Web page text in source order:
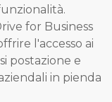
for Business
l'accesso ai
postazione e
in pienda